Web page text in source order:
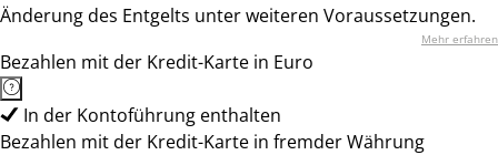
Änderung des Entgelts unter weiteren Voraussetzungen.
Mehr erfahren
Bezahlen mit der Kredit-Karte in Euro
In der Kontoführung enthalten
Bezahlen mit der Kredit-Karte in fremder Währung